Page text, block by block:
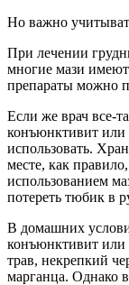
Но важно
При лечении
многие мази имеют
препараты можно
Если же врач все-
конъюнктивит или
использовать.
месте, как
использованием
потереть тюбик в
В домашних
конъюнктивит или
трав, некрепкий
марганца. Однако